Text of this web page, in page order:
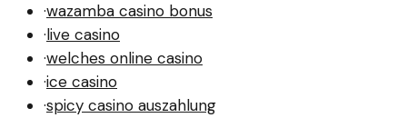
·wazamba casino bonus
·live casino
·welches online casino
·ice casino
·spicy casino auszahlung